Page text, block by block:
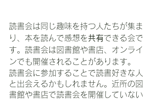
読書会は同じ趣味を持つ人たちが集ま
り、本を読んで感想を共有できる会で
す。読書会は図書館や書店、オンライ
ンでも開催されることがあります。
読書会に参加することで読書好きな人
と出会えるかもしれません。近所の図
書館や書店で読書会を開催していない